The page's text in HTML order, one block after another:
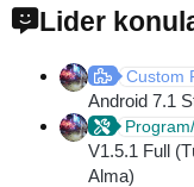
Lider
Custom
Android 7.1
V1.5.1 Full
Alma)